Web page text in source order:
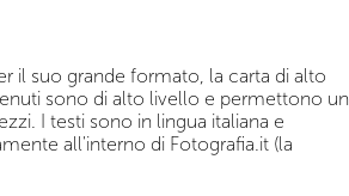
il suo grande formato, la carta di alto
sono di alto livello e permettono un
I testi sono in lingua italiana e
all'interno di Fotografia.it (la